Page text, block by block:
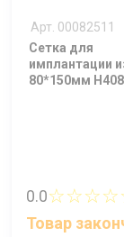
Арт. 00082511
Сетка для
имплантации
80*150мм
0.0
Товар